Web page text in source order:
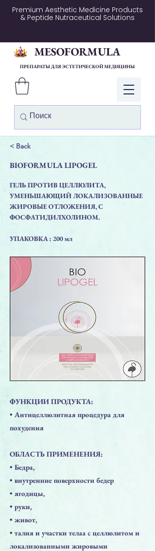
Premium Aesthetic Medicine Products
& Peptide Nutraceutical Solutions
Войти
MESOFORMULA
ПРЕПАРАТЫ ДЛЯ ЭСТЕТИЧЕСКОЙ МЕДИЦИНЫ
< Back
BIOFORMULA LIPOGEL
ГЕЛЬ ПРОТИВ ЦЕЛЛЮЛИТА,
УМЕНЬШАЮЩИЙ ЛОКАЛИЗОВАННЫЕ
ЖИРОВЫЕ ОТЛОЖЕНИЯ, С
ФОСФАТИДИЛХОЛИНОМ.
УПАКОВКА : 200 мл
​ФУНКЦИИ ПРОДУКТА:
• Антицеллюлитная процедура для
похудения
​ОБЛАСТЬ ПРИМЕНЕНИЯ:
• Бедра,
• внутренние поверхности бедер
• ягодицы,
• руки,
• живот,
• талия и участки телаа с целлюлитом и
локализованными жировыми